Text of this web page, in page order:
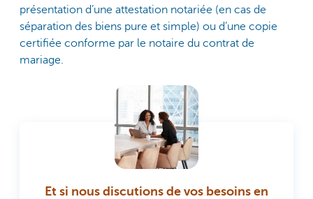
présentation d’une attestation notariée (en cas de
séparation des biens pure et simple) ou d’une copie
certifiée conforme par le notaire du contrat de
mariage.
Et si nous discutions de vos besoins en